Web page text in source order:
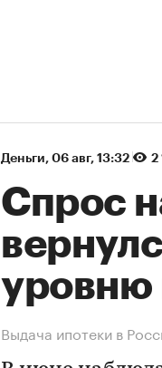
Деньги⁠, 06 авг, 13:32 2
Спрос
уровню
Выдача ипотеки в